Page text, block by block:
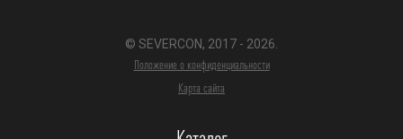
© SEVERCON, 2017 - 2026.
Положение о конфиденциальности
Карта сайта